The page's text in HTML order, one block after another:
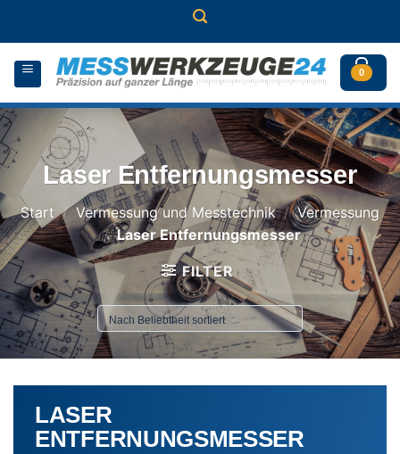
0
Laser Entfernungsmesser
Start / Vermessung und Messtechnik / Vermessung
/ Laser Entfernungsmesser
FILTER
LASER
ENTFERNUNGSMESSER